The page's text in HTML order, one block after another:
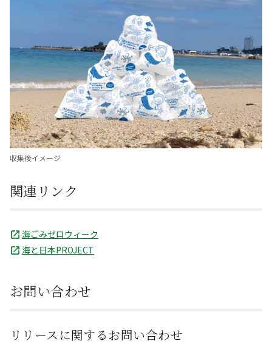
収集後イメージ
関連リンク
海ごみゼロウィーク
海と日本PROJECT
お問い合わせ
リリースに関するお問い合わせ